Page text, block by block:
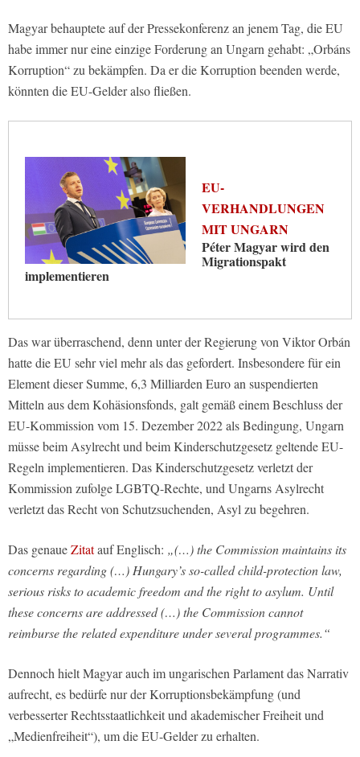
Magyar behauptete auf der Pressekonferenz an jenem Tag, die EU
habe immer nur eine einzige Forderung an Ungarn gehabt: „Orbáns
Korruption“ zu bekämpfen. Da er die Korruption beenden werde,
könnten die EU-Gelder also fließen.
EU-
VERHANDLUNGEN
MIT UNGARN
Péter Magyar wird den
Migrationspakt
implementieren
Das war überraschend, denn unter der Regierung von Viktor Orbán
hatte die EU sehr viel mehr als das gefordert. Insbesondere für ein
Element dieser Summe, 6,3 Milliarden Euro an suspendierten
Mitteln aus dem Kohäsionsfonds, galt gemäß einem Beschluss der
EU-Kommission vom 15. Dezember 2022 als Bedingung, Ungarn
müsse beim Asylrecht und beim Kinderschutzgesetz geltende EU-
Regeln implementieren. Das Kinderschutzgesetz verletzt der
Kommission zufolge LGBTQ-Rechte, und Ungarns Asylrecht
verletzt das Recht von Schutzsuchenden, Asyl zu begehren.
Das genaueZitatauf Englisch: „(…) the Commission maintains its
concerns regarding (…) Hungary’s so-called child-protection law,
serious risks to academic freedom and the right to asylum. Until
these concerns are addressed (…) the Commission cannot
reimburse the related expenditure under several programmes.“
Dennoch hielt Magyar auch im ungarischen Parlament das Narrativ
aufrecht, es bedürfe nur der Korruptionsbekämpfung (und
verbesserter Rechtsstaatlichkeit und akademischer Freiheit und
„Medienfreiheit“), um die EU-Gelder zu erhalten.